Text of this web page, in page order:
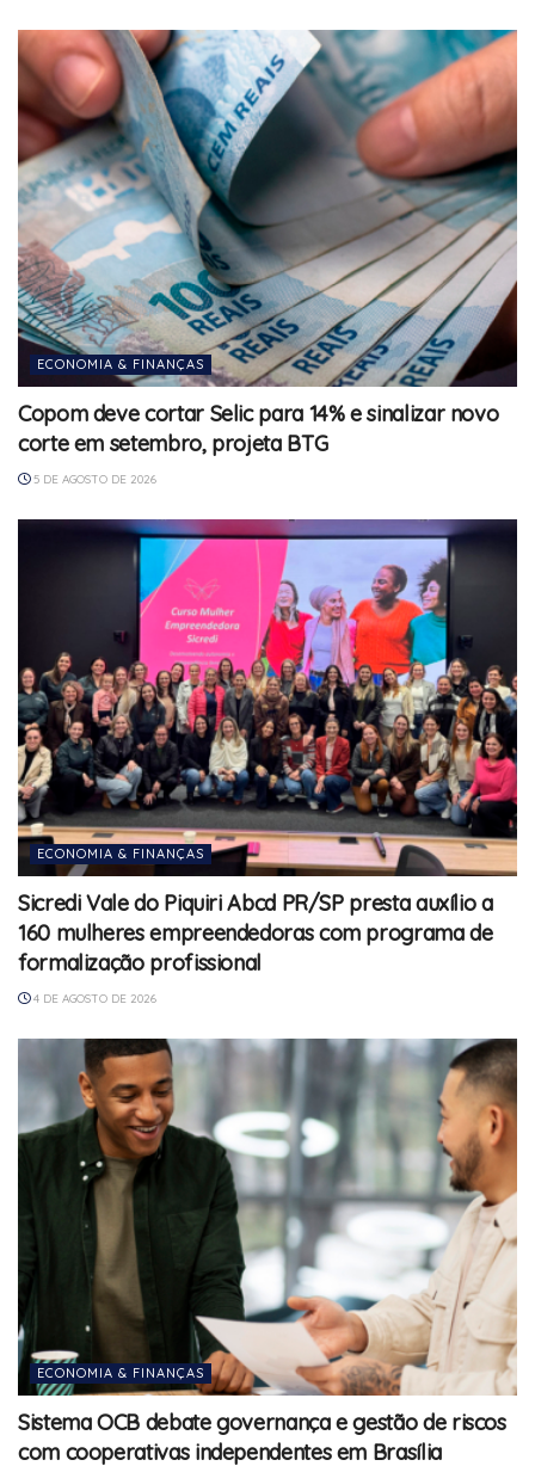
ECONOMIA & FINANÇAS
Copom deve cortar Selic para 14% e sinalizar novo
corte em setembro, projeta BTG
5 DE AGOSTO DE 2026
ECONOMIA & FINANÇAS
Sicredi Vale do Piquiri Abcd PR/SP presta auxílio a
160 mulheres empreendedoras com programa de
formalização profissional
4 DE AGOSTO DE 2026
ECONOMIA & FINANÇAS
Sistema OCB debate governança e gestão de riscos
com cooperativas independentes em Brasília